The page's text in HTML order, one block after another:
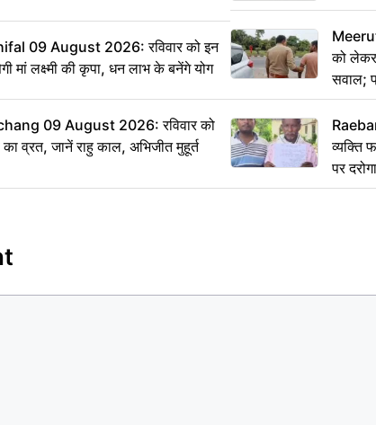
09 August 2026: रविवार को इन
मां लक्ष्मी की कृपा, धन लाभ के बनेंगे योग
09 August 2026: रविवार को
का व्रत, जानें राहु काल, अभिजीत मुहूर्त
को लेकर
सवाल;
व्यक्ति
पर